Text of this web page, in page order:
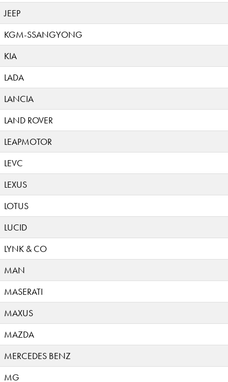
JEEP
KGM-SSANGYONG
KIA
LADA
LANCIA
LAND ROVER
LEAPMOTOR
LEVC
LEXUS
LOTUS
LUCID
LYNK & CO
MAN
MASERATI
MAXUS
MAZDA
MERCEDES BENZ
MG